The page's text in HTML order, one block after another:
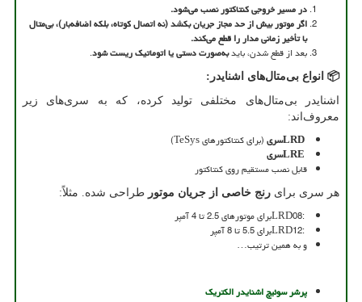
در مسیر خروجی کنتاکتور نصب می‌شود.
اگر موتور بیش از حد مجاز جریان بکشد (نه اتصال کوتاه، بلکه اضافه‌بار)، بی‌متال
با تأخیر زمانی مدار را قطع می‌کند.
بعد از قطع شدن، بایدبه‌صورت دستی یا اتوماتیک ریست شود.
📦 انواع بی‌متال‌های اشنایدر :
اشنایدر بی‌متال‌های مختلفی تولید کرده، که به سری‌های زیر
معروف‌اند:
LRDسری(برای کنتاکتورهای TeSys)
LREسری
قابل نصب مستقیم روی کنتاکتور
هر سری برای رنج خاصی از جریان موتور طراحی شده. مثلاً:
LRD08:برای موتورهای 2.5 تا 4 آمپر
LRD12:برای 5.5 تا 8 آمپر
و به همین ترتیب…
پرشر سوئیچ اشنایدر الکتریک